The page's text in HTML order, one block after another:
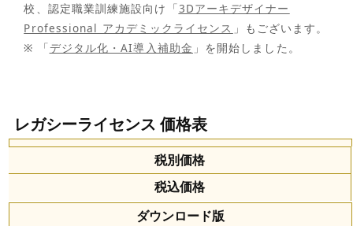
校、認定職業訓練施設向け「3Dアーキデザイナー
Professional アカデミックライセンス 」もございます。
※ 「デジタル化・AI導入補助金 」を開始しました。
レガシーライセンス 価格表
税別価格
税込価格
ダウンロード版